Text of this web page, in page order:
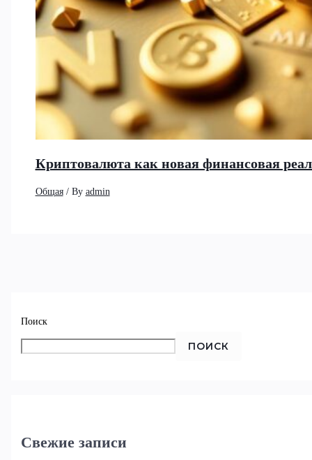
Поиск
ПОИСК
Свежие записи
Криптовалюта как новая финансовая
Общая/ By admin